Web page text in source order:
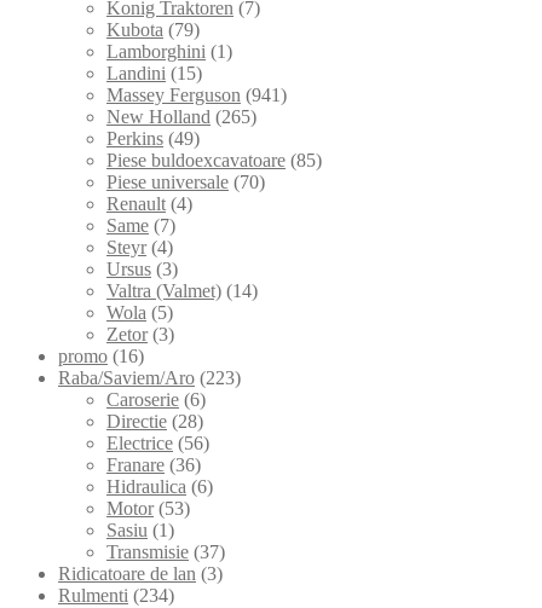
Konig Traktoren (7)
Kubota (79)
Lamborghini (1)
Landini (15)
Massey Ferguson (941)
New Holland (265)
Perkins (49)
Piese buldoexcavatoare (85)
Piese universale (70)
Renault (4)
Same (7)
Steyr (4)
Ursus (3)
Valtra (Valmet) (14)
Wola (5)
Zetor (3)
promo (16)
Raba/Saviem/Aro (223)
Caroserie (6)
Directie (28)
Electrice (56)
Franare (36)
Hidraulica (6)
Motor (53)
Sasiu (1)
Transmisie (37)
Ridicatoare de lan (3)
Rulmenti (234)